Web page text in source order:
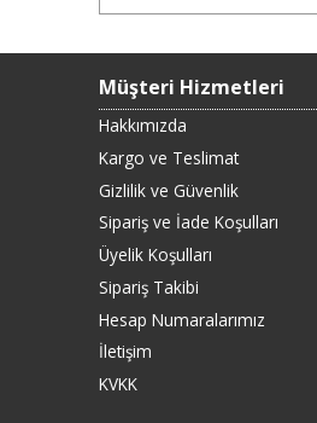
Müşteri Hizmetleri
Hakkımızda
Kargo ve Teslimat
Gizlilik ve Güvenlik
Sipariş ve İade Koşulları
Üyelik Koşulları
Sipariş Takibi
Hesap Numaralarımız
İletişim
KVKK